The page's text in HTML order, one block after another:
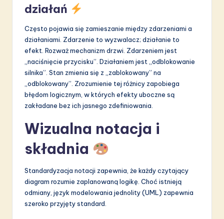
działań
Często pojawia się zamieszanie między zdarzeniami a
działaniami. Zdarzenie to wyzwalacz; działanie to
efekt. Rozważ mechanizm drzwi. Zdarzeniem jest
„naciśnięcie przycisku”. Działaniem jest „odblokowanie
silnika”. Stan zmienia się z „zablokowany” na
„odblokowany”. Zrozumienie tej różnicy zapobiega
błędom logicznym, w których efekty uboczne są
zakładane bez ich jasnego zdefiniowania.
Wizualna notacja i
składnia
Standardyzacja notacji zapewnia, że każdy czytający
diagram rozumie zaplanowaną logikę. Choć istnieją
odmiany, język modelowania jednolity (UML) zapewnia
szeroko przyjęty standard.